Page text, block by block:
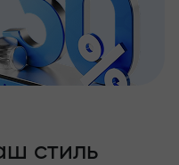
стиль